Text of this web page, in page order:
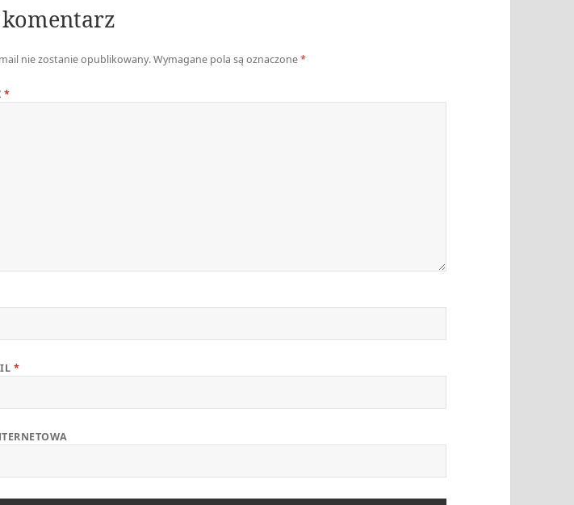
nie zostanie opublikowany.Wymagane pola są oznaczone*
*
*